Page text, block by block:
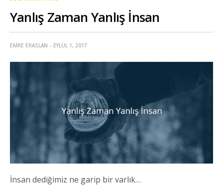
Yanlış Zaman Yanlış İnsan
EMRE ERASLAN EYLÜL 1, 2017
İnsan dediğimiz ne garip bir varlık…